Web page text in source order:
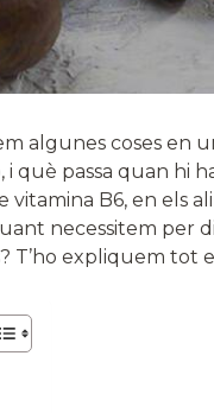
algunes coses en
què passa quan hi
vitamina B6, en els
necessitem per
T’ho expliquem tot